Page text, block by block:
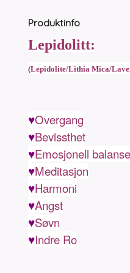
Produktinfo
Lepidolitt:
(Lepidolite/Lithia Mica/
♥Overgang
♥Bevissthet
♥Emosjonell balanse
♥Meditasjon
♥Harmoni
♥Angst
♥Søvn
♥Indre Ro